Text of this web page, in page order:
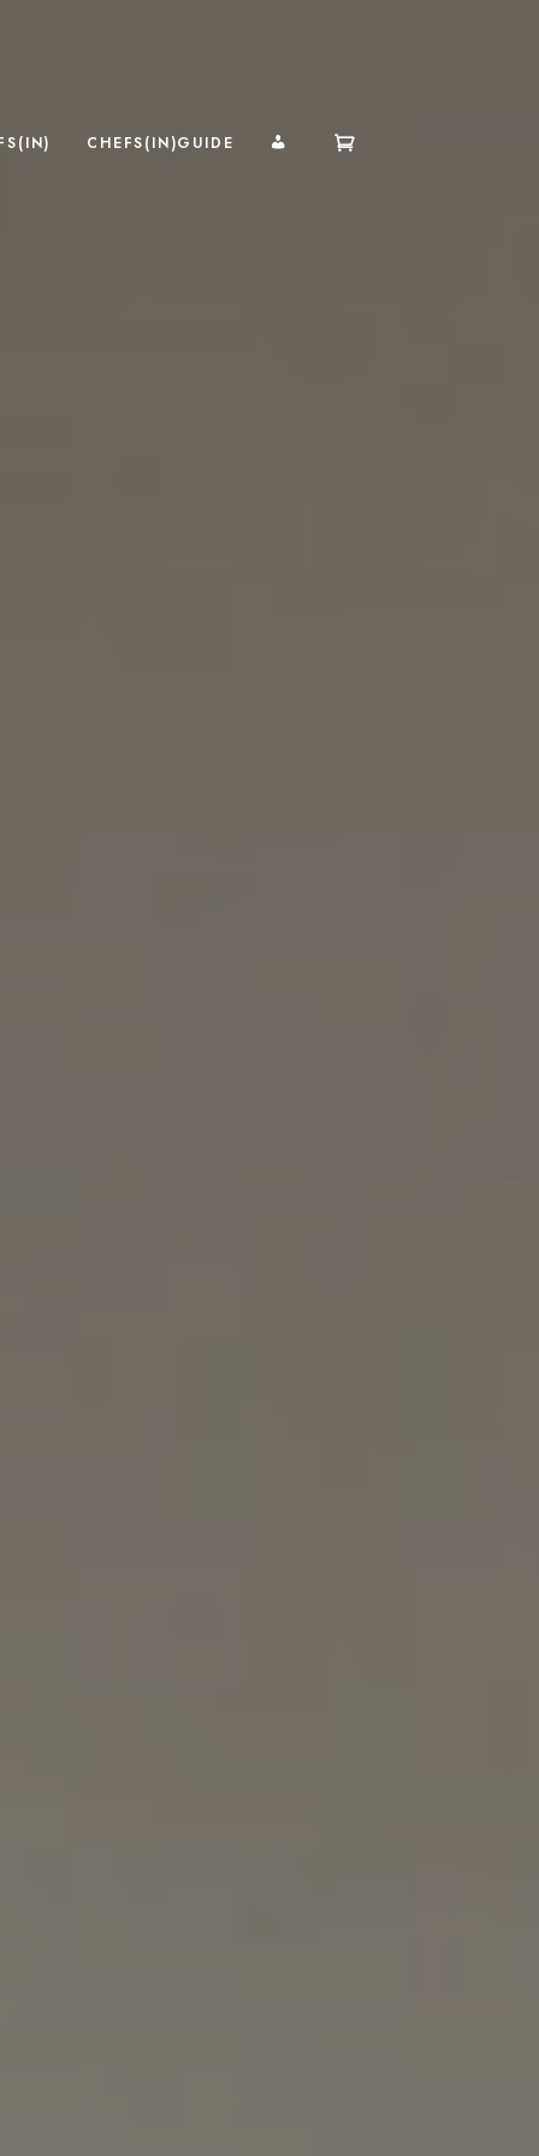
CHEFS(IN)GUIDE MI CUENTA